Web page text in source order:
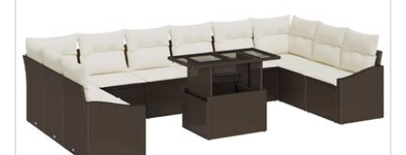
#sharemevidaxl